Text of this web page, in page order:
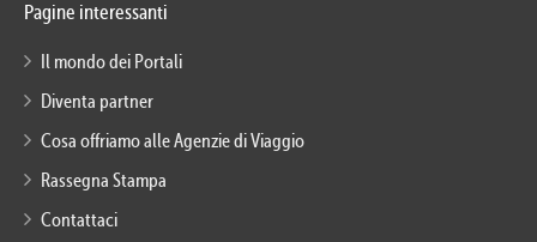
Pagine interessanti
Il mondo dei Portali
Diventa partner
Cosa offriamo alle Agenzie di Viaggio
Rassegna Stampa
Contattaci